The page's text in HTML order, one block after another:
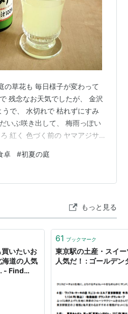
の草花も 毎日様子が変わって
残念なお天気でしたが、 金沢
で、 水切れで 枯れずにすみ
いぶ咲き出して、 梅雨っぽい
紅く 色づく前の ヤマアジサ
クに 日に日に 色づき始めて
色合いです＾＾ ・ ・ ・ 最近
・ 朝は、ごはんとおみそ汁に
…
卓 #初夏の庭
もっと見る
いたいお
海道の人気
- Find
61 ブックマーク
東京駅の土産・スイ
人気だ！ : ゴールデン